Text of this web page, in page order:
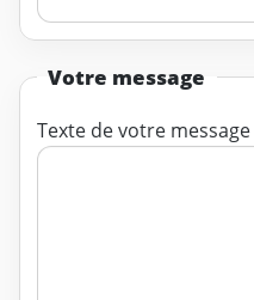
Votre message